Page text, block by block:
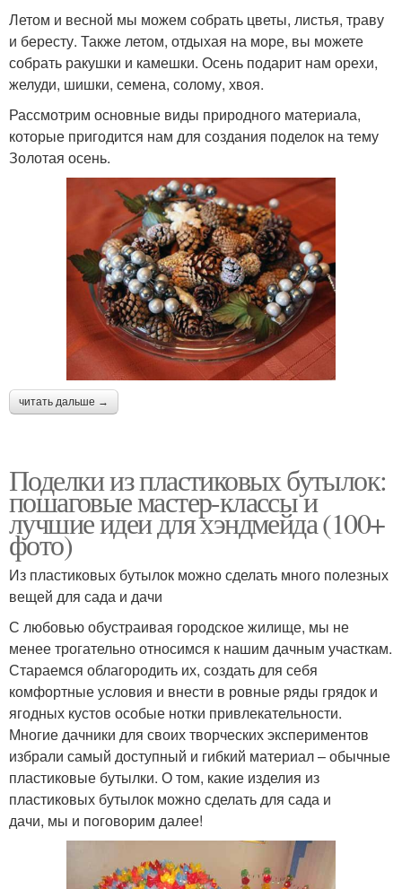
Летом и весной мы можем собрать цветы, листья, траву
и бересту. Также летом, отдыхая на море, вы можете
собрать ракушки и камешки. Осень подарит нам орехи,
желуди, шишки, семена, солому, хвоя.
Рассмотрим основные виды природного материала,
которые пригодится нам для создания поделок на тему
Золотая осень.
читать дальше →
Поделки из пластиковых бутылок:
пошаговые мастер-классы и
лучшие идеи для хэндмейда (100+
фото)
Из пластиковых бутылок можно сделать много полезных
вещей для сада и дачи
С любовью обустраивая городское жилище, мы не
менее трогательно относимся к нашим дачным участкам.
Стараемся облагородить их, создать для себя
комфортные условия и внести в ровные ряды грядок и
ягодных кустов особые нотки привлекательности.
Многие дачники для своих творческих экспериментов
избрали самый доступный и гибкий материал – обычные
пластиковые бутылки. О том, какие изделия из
пластиковых бутылок можно сделать для сада и
дачи, мы и поговорим далее!